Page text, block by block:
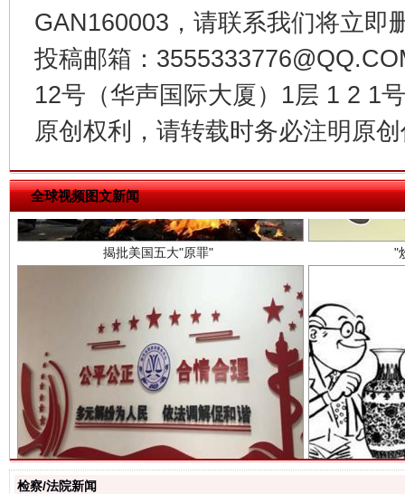
GAN160003，请联系我们将立即
投稿邮箱：
12号（华声国际大厦）1层 1 2 1
原创权利，请转载时务必注明原
全球视频图文新闻
揭批美国五大"原罪" "
解纷+调解+退费，一次搞定
检察/法院新闻